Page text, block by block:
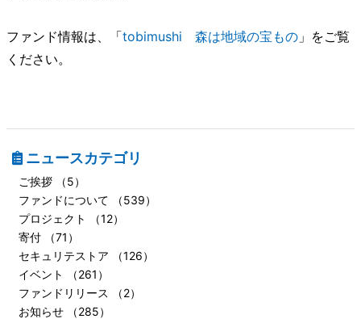
ファンド情報は、「tobimushi 森は地域の宝もの 」をご覧
ください。
ニュースカテゴリ
ご挨拶 （5）
ファンドについて （539）
プロジェクト （12）
寄付 （71）
セキュリテストア （126）
イベント （261）
ファンドリリース （2）
お知らせ （285）